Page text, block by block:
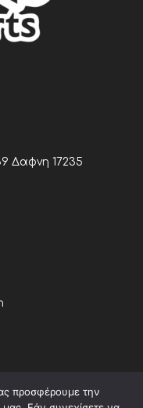
Δαφνη 17235
προσφέρουμε την